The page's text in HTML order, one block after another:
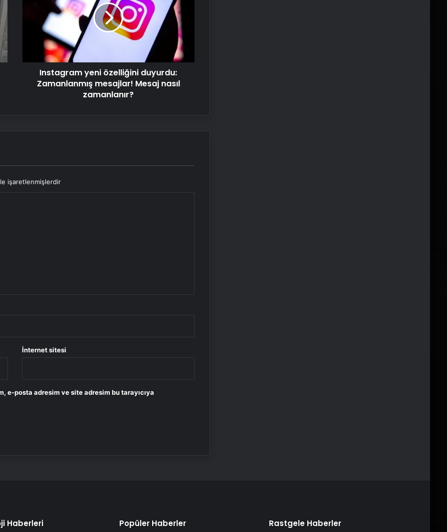
Zamanlanmış
mesajlar!
zamanlanır?
Instagram yeni özelliğini duyurdu:
Zamanlanmış mesajlar! Mesaj nasıl
zamanlanır?
işaretlenmişlerdir
İnternet sitesi
e-posta adresim ve site adresim bu tarayıcıya
Haberleri Popüler Haberler Rastgele Haberler